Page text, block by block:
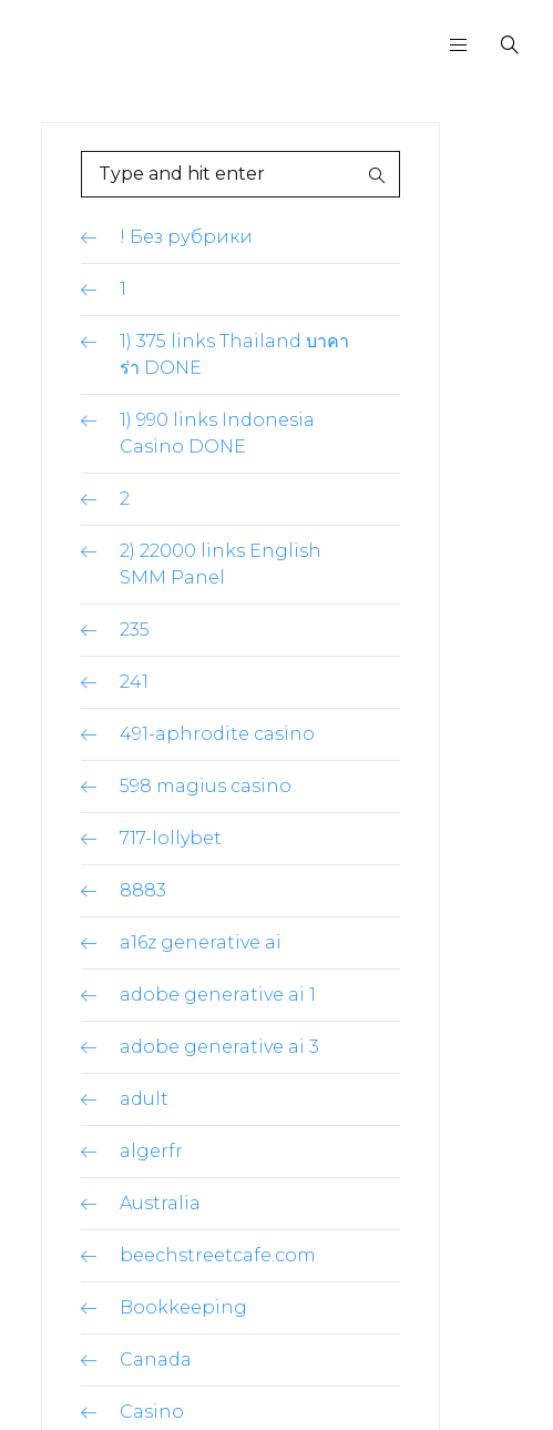
! Без рубрики
1
1) 375 links Thailand บาคา
ร่า DONE
1) 990 links Indonesia
Casino DONE
2
2) 22000 links English
SMM Panel
235
241
491-aphrodite casino
598 magius casino
717-lollybet
8883
a16z generative ai
adobe generative ai 1
adobe generative ai 3
adult
algerfr
Australia
beechstreetcafe.com
Bookkeeping
Canada
Casino